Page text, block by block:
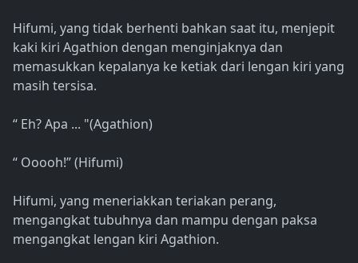
Hifumi, yang tidak berhenti bahkan saat itu, menjepit
kaki kiri Agathion dengan menginjaknya dan
memasukkan kepalanya ke ketiak dari lengan kiri yang
masih tersisa.
“ Eh? Apa ... "(Agathion)
“ Ooooh!” (Hifumi)
Hifumi, yang meneriakkan teriakan perang,
mengangkat tubuhnya dan mampu dengan paksa
mengangkat lengan kiri Agathion.